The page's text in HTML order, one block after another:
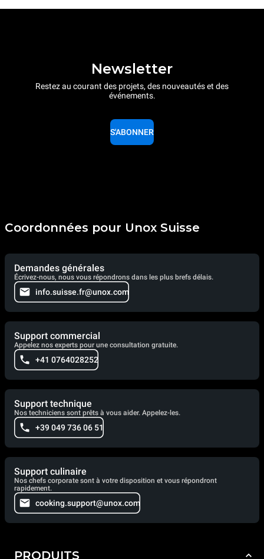
Newsletter
Restez au courant des projets, des nouveautés et des
événements.
S'ABONNER
Coordonnées pour Unox Suisse
Demandes générales
Écrivez-nous, nous vous répondrons dans les plus brefs délais.
info.suisse.fr@unox.com
Support commercial
Appelez nos experts pour une consultation gratuite.
+41 0764028252
Support technique
Nos techniciens sont prêts à vous aider. Appelez-les.
+39 049 736 06 51
Support culinaire
Nos chefs corporate sont à votre disposition et vous répondront
rapidement.
cooking.support@unox.com
PRODUITS